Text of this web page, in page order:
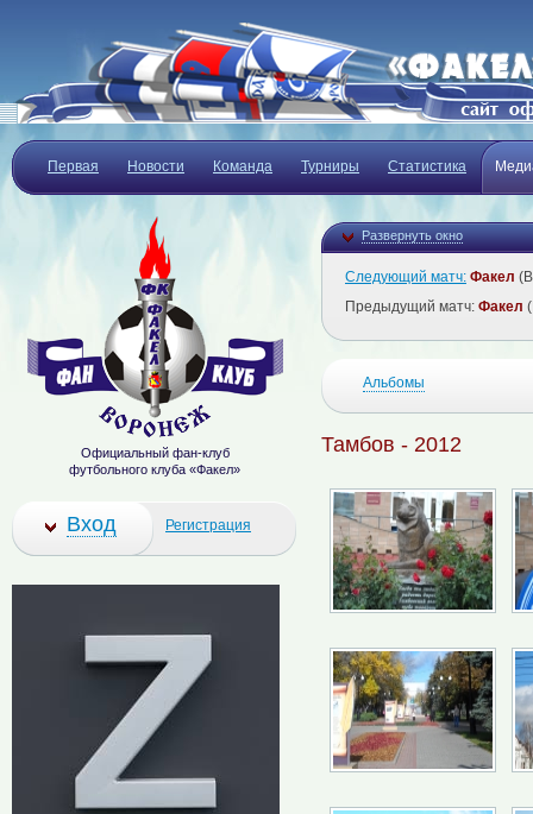
Первая Новости Команда Турниры Статистика
Развернуть окно
Следующий матч: Факел
Предыдущий матч: Факел
Альбомы
Тамбов - 2012
Официальный фан-клуб
футбольного клуба «Факел»
Вход Регистрация